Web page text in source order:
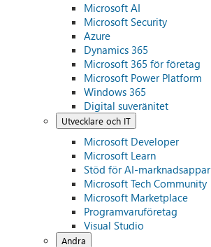
Microsoft AI
Microsoft Security
Azure
Dynamics 365
Microsoft 365 för företag
Microsoft Power Platform
Windows 365
Digital suveränitet
Utvecklare och IT
Microsoft Developer
Microsoft Learn
Stöd för AI-marknadsappar
Microsoft Tech Community
Microsoft Marketplace
Programvaruföretag
Visual Studio
Andra